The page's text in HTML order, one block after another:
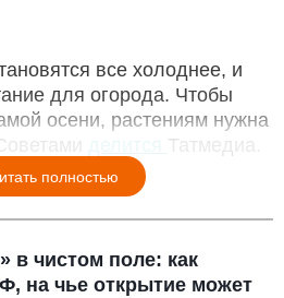
все холоднее, и
для огорода. Чтобы
осени, растениям нужна
Татмедиа.
полностью
в чистом поле: как
на чье открытие может